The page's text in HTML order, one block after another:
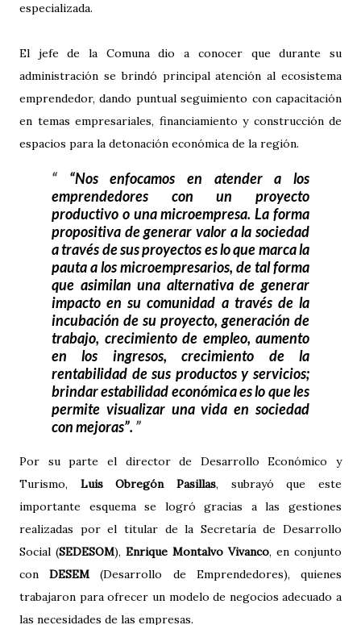
especializada.
El jefe de la Comuna dio a conocer que durante su
administración se brindó principal atención al ecosistema
emprendedor, dando puntual seguimiento con capacitación
en temas empresariales, financiamiento y construcción de
espacios para la detonación económica de la región.
“Nos enfocamos en atender a los
emprendedores con un proyecto
productivo o una microempresa. La forma
propositiva de generar valor a la sociedad
a través de sus proyectos es lo que marca la
pauta a los microempresarios, de tal forma
que asimilan una alternativa de generar
impacto en su comunidad a través de la
incubación de su proyecto, generación de
trabajo, crecimiento de empleo, aumento
en los ingresos, crecimiento de la
rentabilidad de sus productos y servicios;
brindar estabilidad económica es lo que les
permite visualizar una vida en sociedad
con mejoras”.
Por su parte el director de Desarrollo Económico y
Turismo, Luis Obregón Pasillas, subrayó que este
importante esquema se logró gracias a las gestiones
realizadas por el titular de la Secretaría de Desarrollo
Social (SEDESOM), Enrique Montalvo Vivanco, en conjunto
conDESEM(Desarrollo de Emprendedores), quienes
trabajaron para ofrecer un modelo de negocios adecuado a
las necesidades de las empresas.